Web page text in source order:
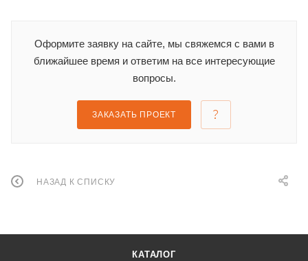
Оформите заявку на сайте, мы свяжемся с вами в
ближайшее время и ответим на все интересующие
вопросы.
ЗАКАЗАТЬ ПРОЕКТ
НАЗАД К СПИСКУ
КАТАЛОГ